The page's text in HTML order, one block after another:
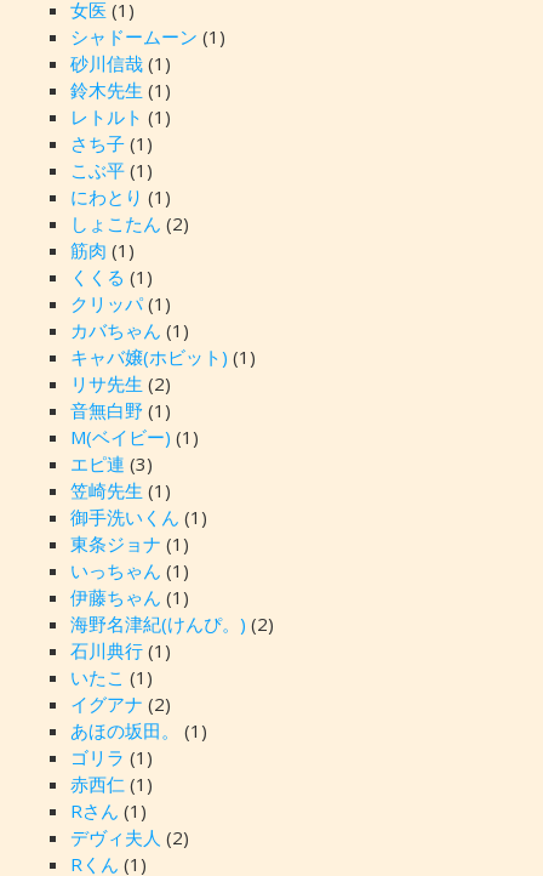
女医 (1)
シャドームーン (1)
砂川信哉(1)
鈴木先生 (1)
レトルト (1)
さち子(1)
こぶ平(1)
にわとり (1)
しょこたん (2)
筋肉 (1)
くくる (1)
クリッパ(1)
カバちゃん (1)
キャバ嬢(ホビット) (1)
リサ先生 (2)
音無白野(1)
M(ベイビー) (1)
エピ連 (3)
笠崎先生 (1)
御手洗いくん (1)
東条ジョナ (1)
いっちゃん (1)
伊藤ちゃん (1)
海野名津紀(けんぴ。) (2)
石川典行(1)
いたこ (1)
イグアナ (2)
あほの坂田。
(1)
ゴリラ (1)
赤西仁(1)
Rさん (1)
デヴィ夫人 (2)
Rくん (1)